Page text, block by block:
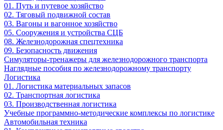
01. Путь и путевое хозяйство
02. Тяговый подвижной состав
03. Вагоны и вагонное хозяйство
05. Сооружения и устройства СЦБ
08. Железнодорожная спецтехника
09. Безопасность движения
Симуляторы-тренажеры для железнодорожного транспорта
Наглядные пособия по железнодорожному транспорту
Логистика
01. Логистика материальных запасов
02. Транспортная логистика
03. Производственная логистика
Учебные программно-методические комплексы по логистике
Автомобильная техника